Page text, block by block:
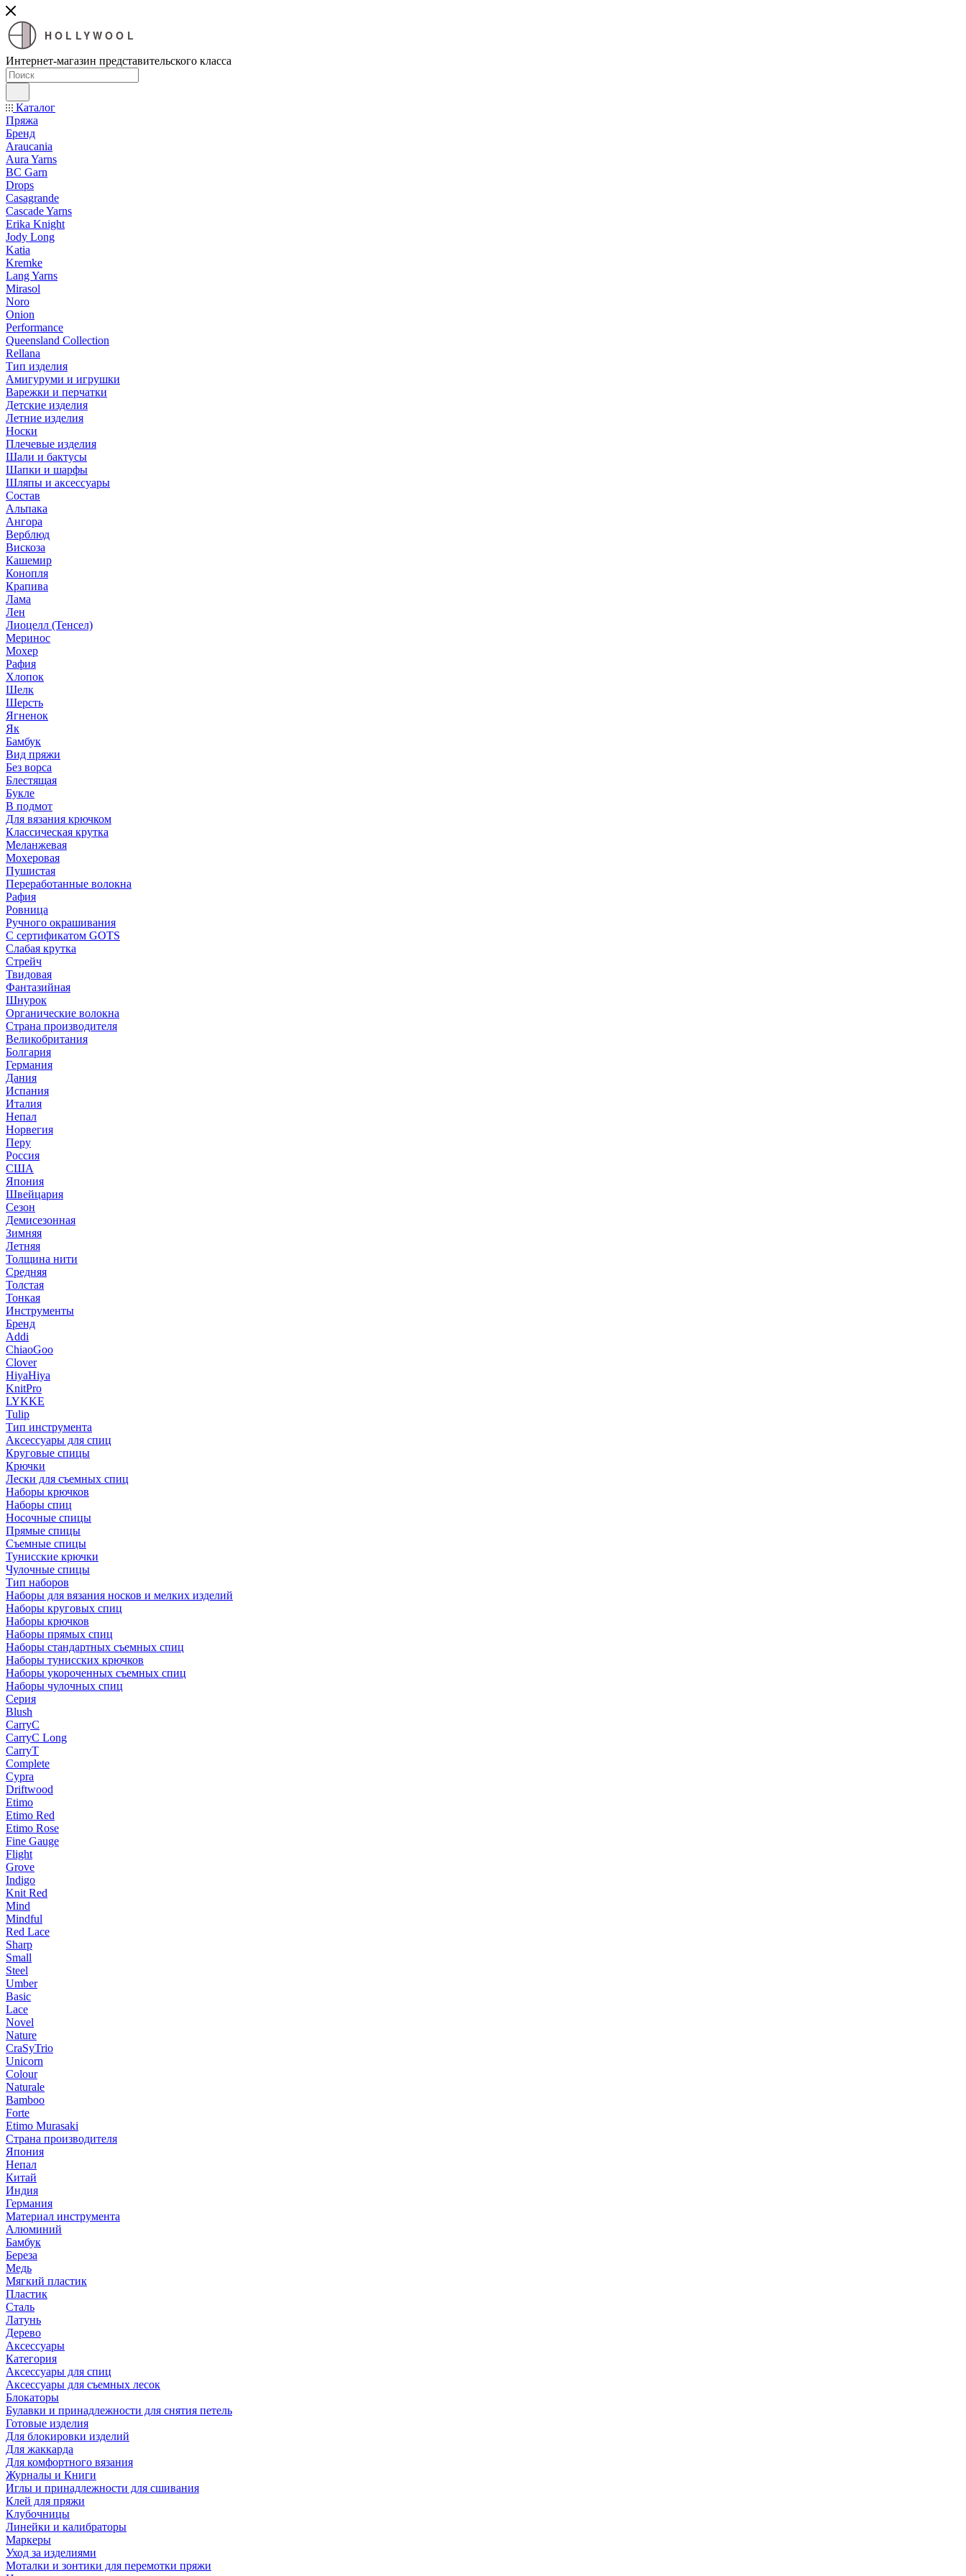
HOLLYWOOL
Интернет-магазин представительского класса
Каталог
Пряжа
Бренд
Araucania
Aura Yarns
BC Garn
Drops
Casagrande
Cascade Yarns
Erika Knight
Jody Long
Katia
Kremke
Lang Yarns
Mirasol
Noro
Onion
Performance
Queensland Collection
Rellana
Тип изделия
Амигуруми и игрушки
Варежки и перчатки
Детские изделия
Летние изделия
Носки
Плечевые изделия
Шали и бактусы
Шапки и шарфы
Шляпы и аксессуары
Состав
Альпака
Ангора
Верблюд
Вискоза
Кашемир
Конопля
Крапива
Лама
Лен
Лиоцелл (Тенсел)
Меринос
Мохер
Рафия
Хлопок
Шелк
Шерсть
Ягненок
Як
Бамбук
Вид пряжи
Без ворса
Блестящая
Букле
В подмот
Для вязания крючком
Классическая крутка
Меланжевая
Мохеровая
Пушистая
Переработанные волокна
Рафия
Ровница
Ручного окрашивания
С сертификатом GOTS
Слабая крутка
Стрейч
Твидовая
Фантазийная
Шнурок
Органические волокна
Страна производителя
Великобритания
Болгария
Германия
Дания
Испания
Италия
Непал
Норвегия
Перу
Россия
США
Япония
Швейцария
Сезон
Демисезонная
Зимняя
Летняя
Толщина нити
Средняя
Толстая
Тонкая
Инструменты
Бренд
Addi
ChiaoGoo
Clover
HiyaHiya
KnitPro
LYKKE
Tulip
Тип инструмента
Аксессуары для спиц
Круговые спицы
Крючки
Лески для съемных спиц
Наборы крючков
Наборы спиц
Носочные спицы
Прямые спицы
Съемные спицы
Тунисские крючки
Чулочные спицы
Тип наборов
Наборы для вязания носков и мелких изделий
Наборы круговых спиц
Наборы крючков
Наборы прямых спиц
Наборы стандартных съемных спиц
Наборы тунисских крючков
Наборы укороченных съемных спиц
Наборы чулочных спиц
Серия
Blush
CarryC
CarryC Long
CarryT
Complete
Cypra
Driftwood
Etimo
Etimo Red
Etimo Rose
Fine Gauge
Flight
Grove
Indigo
Knit Red
Mind
Mindful
Red Lace
Sharp
Small
Steel
Umber
Basic
Lace
Novel
Nature
CraSyTrio
Unicorn
Colour
Naturale
Bamboo
Forte
Etimo Murasaki
Страна производителя
Япония
Непал
Китай
Индия
Германия
Материал инструмента
Алюминий
Бамбук
Береза
Медь
Мягкий пластик
Пластик
Сталь
Латунь
Дерево
Аксессуары
Категория
Аксессуары для спиц
Аксессуары для съемных лесок
Блокаторы
Булавки и принадлежности для снятия петель
Готовые изделия
Для блокировки изделий
Для жаккарда
Для комфортного вязания
Журналы и Книги
Иглы и принадлежности для сшивания
Клей для пряжи
Клубочницы
Линейки и калибраторы
Маркеры
Уход за изделиями
Моталки и зонтики для перемотки пряжи